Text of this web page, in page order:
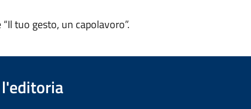
tuo gesto, un capolavoro”.